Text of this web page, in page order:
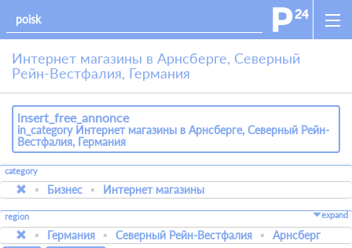
Интернет магазины в Арнсберге, Северный
Рейн-Вестфалия, Германия
insert_free_annonce
in_category Интернет магазины в Арнсберге, Северный Рейн-
Вестфалия, Германия
category
Бизнес Интернет магазины
region expand
Германия Северный Рейн-Вестфалия
Арнсберг